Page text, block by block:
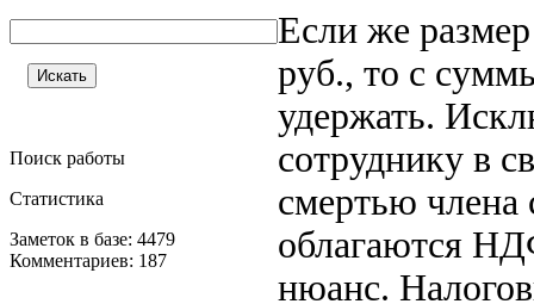
Поиск работы
Статистика
Заметок в базе: 4479
Комментариев: 187
Если же
руб., то с
удержать.
сотруднику в
смертью
облагаются
нюанс.